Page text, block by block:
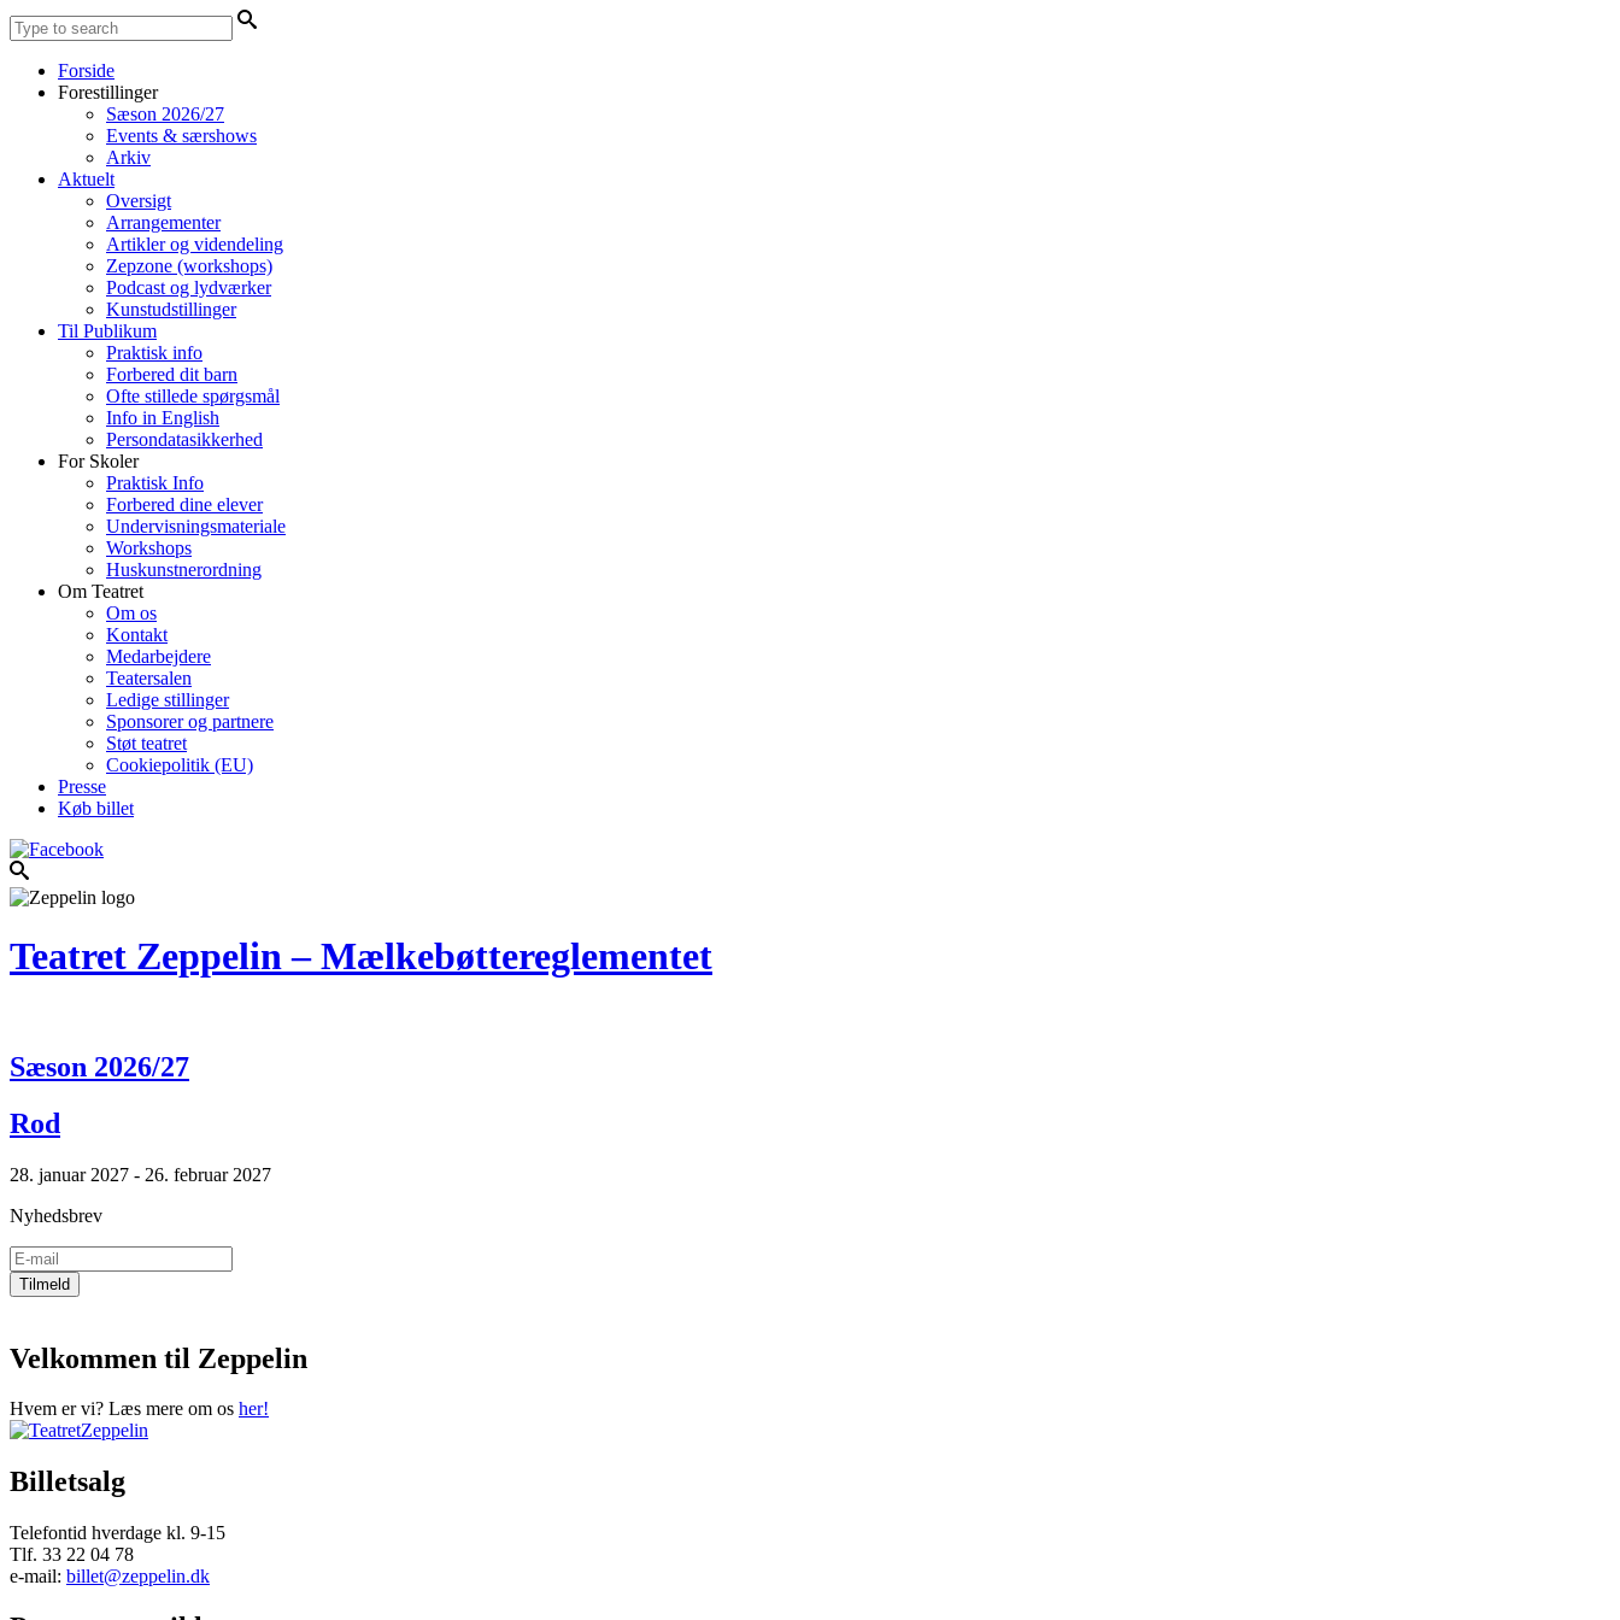
Forside
Forestillinger
Sæson 2026/27
Events & særshows
Arkiv
Aktuelt
Oversigt
Arrangementer
Artikler og videndeling
Zepzone (workshops)
Podcast og lydværker
Kunstudstillinger
Til Publikum
Praktisk info
Forbered dit barn
Ofte stillede spørgsmål
Info in English
Persondatasikkerhed
For Skoler
Praktisk Info
Forbered dine elever
Undervisningsmateriale
Workshops
Huskunstnerordning
Om Teatret
Om os
Kontakt
Medarbejdere
Teatersalen
Ledige stillinger
Sponsorer og partnere
Støt teatret
Cookiepolitik (EU)
Presse
Køb billet
Teatret Zeppelin – Mælkebøttereglementet
Sæson 2026/27
Rod
28. januar 2027 - 26. februar 2027
Nyhedsbrev
Velkommen til Zeppelin
Hvem er vi? Læs mere om os her!
Billetsalg
Telefontid hverdage kl. 9-15
Tlf. 33 22 04 78
e-mail: billet@zeppelin.dk